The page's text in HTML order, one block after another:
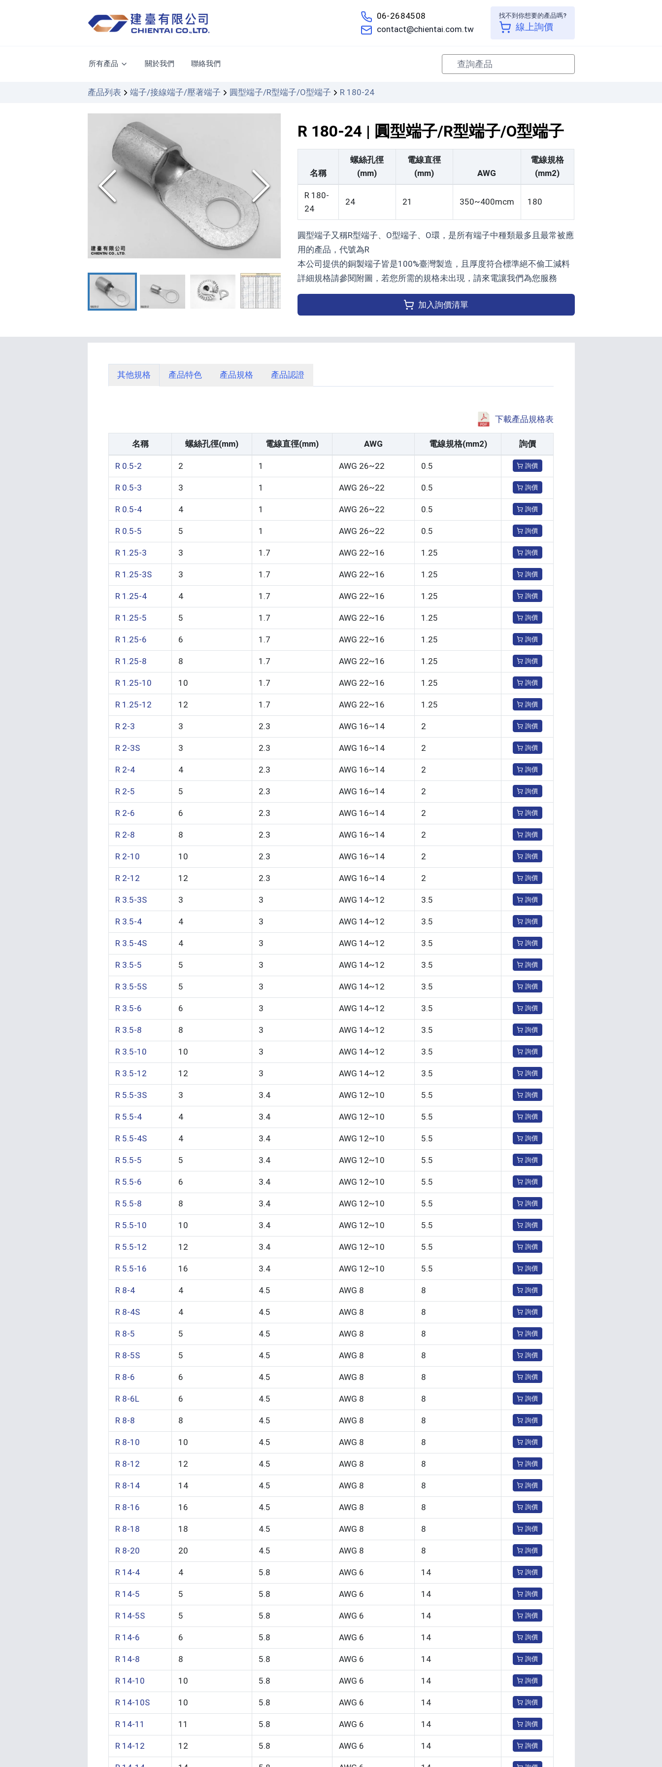
06-2684508
contact@chientai.com.tw
找不到你想要的產品嗎?
線上詢價
所有產品 關於我們 聯絡我們
產品列表 端子/接線端子/壓著端子 圓型端子/R型端子/O型端子 R 180-24
R 180-24 | 圓型端子/R型端子/O型端子
名稱
螺絲孔徑
(mm)
電線直徑
(mm)
AWG
電線規格
(mm2)
R 180-
24
24 21 350~400mcm 180
圓型端子又稱R型端子、O型端子、O環，是所有端子中種類最多且最常被應
用的產品，代號為R
本公司提供的銅製端子皆是100%臺灣製造，且厚度符合標準絕不偷工減料
詳細規格請參閱附圖，若您所需的規格未出現，請來電讓我們為您服務
加入詢價清單
其他規格 產品特色 產品規格 產品認證
下載產品規格表
名稱 螺絲孔徑(mm) 電線直徑(mm) AWG 電線規格(mm2) 詢價
R 0.5-2 2 1 AWG 26~22 0.5 詢價
R 0.5-3 3 1 AWG 26~22 0.5 詢價
R 0.5-4 4 1 AWG 26~22 0.5 詢價
R 0.5-5 5 1 AWG 26~22 0.5 詢價
R 1.25-3 3 1.7 AWG 22~16 1.25 詢價
R 1.25-3S 3 1.7 AWG 22~16 1.25 詢價
R 1.25-4 4 1.7 AWG 22~16 1.25 詢價
R 1.25-5 5 1.7 AWG 22~16 1.25 詢價
R 1.25-6 6 1.7 AWG 22~16 1.25 詢價
R 1.25-8 8 1.7 AWG 22~16 1.25 詢價
R 1.25-10 10 1.7 AWG 22~16 1.25 詢價
R 1.25-12 12 1.7 AWG 22~16 1.25 詢價
R 2-3 3 2.3 AWG 16~14 2 詢價
R 2-3S 3 2.3 AWG 16~14 2 詢價
R 2-4 4 2.3 AWG 16~14 2 詢價
R 2-5 5 2.3 AWG 16~14 2 詢價
R 2-6 6 2.3 AWG 16~14 2 詢價
R 2-8 8 2.3 AWG 16~14 2 詢價
R 2-10 10 2.3 AWG 16~14 2 詢價
R 2-12 12 2.3 AWG 16~14 2 詢價
R 3.5-3S 3 3 AWG 14~12 3.5 詢價
R 3.5-4 4 3 AWG 14~12 3.5 詢價
R 3.5-4S 4 3 AWG 14~12 3.5 詢價
R 3.5-5 5 3 AWG 14~12 3.5 詢價
R 3.5-5S 5 3 AWG 14~12 3.5 詢價
R 3.5-6 6 3 AWG 14~12 3.5 詢價
R 3.5-8 8 3 AWG 14~12 3.5 詢價
R 3.5-10 10 3 AWG 14~12 3.5 詢價
R 3.5-12 12 3 AWG 14~12 3.5 詢價
R 5.5-3S 3 3.4 AWG 12~10 5.5 詢價
R 5.5-4 4 3.4 AWG 12~10 5.5 詢價
R 5.5-4S 4 3.4 AWG 12~10 5.5 詢價
R 5.5-5 5 3.4 AWG 12~10 5.5 詢價
R 5.5-6 6 3.4 AWG 12~10 5.5 詢價
R 5.5-8 8 3.4 AWG 12~10 5.5 詢價
R 5.5-10 10 3.4 AWG 12~10 5.5 詢價
R 5.5-12 12 3.4 AWG 12~10 5.5 詢價
R 5.5-16 16 3.4 AWG 12~10 5.5 詢價
R 8-4 4 4.5 AWG 8 8 詢價
R 8-4S 4 4.5 AWG 8 8 詢價
R 8-5 5 4.5 AWG 8 8 詢價
R 8-5S 5 4.5 AWG 8 8 詢價
R 8-6 6 4.5 AWG 8 8 詢價
R 8-6L 6 4.5 AWG 8 8 詢價
R 8-8 8 4.5 AWG 8 8 詢價
R 8-10 10 4.5 AWG 8 8 詢價
R 8-12 12 4.5 AWG 8 8 詢價
R 8-14 14 4.5 AWG 8 8 詢價
R 8-16 16 4.5 AWG 8 8 詢價
R 8-18 18 4.5 AWG 8 8 詢價
R 8-20 20 4.5 AWG 8 8 詢價
R 14-4 4 5.8 AWG 6 14 詢價
R 14-5 5 5.8 AWG 6 14 詢價
R 14-5S 5 5.8 AWG 6 14 詢價
R 14-6 6 5.8 AWG 6 14 詢價
R 14-8 8 5.8 AWG 6 14 詢價
R 14-10 10 5.8 AWG 6 14 詢價
R 14-10S 10 5.8 AWG 6 14 詢價
R 14-11 11 5.8 AWG 6 14 詢價
R 14-12 12 5.8 AWG 6 14 詢價